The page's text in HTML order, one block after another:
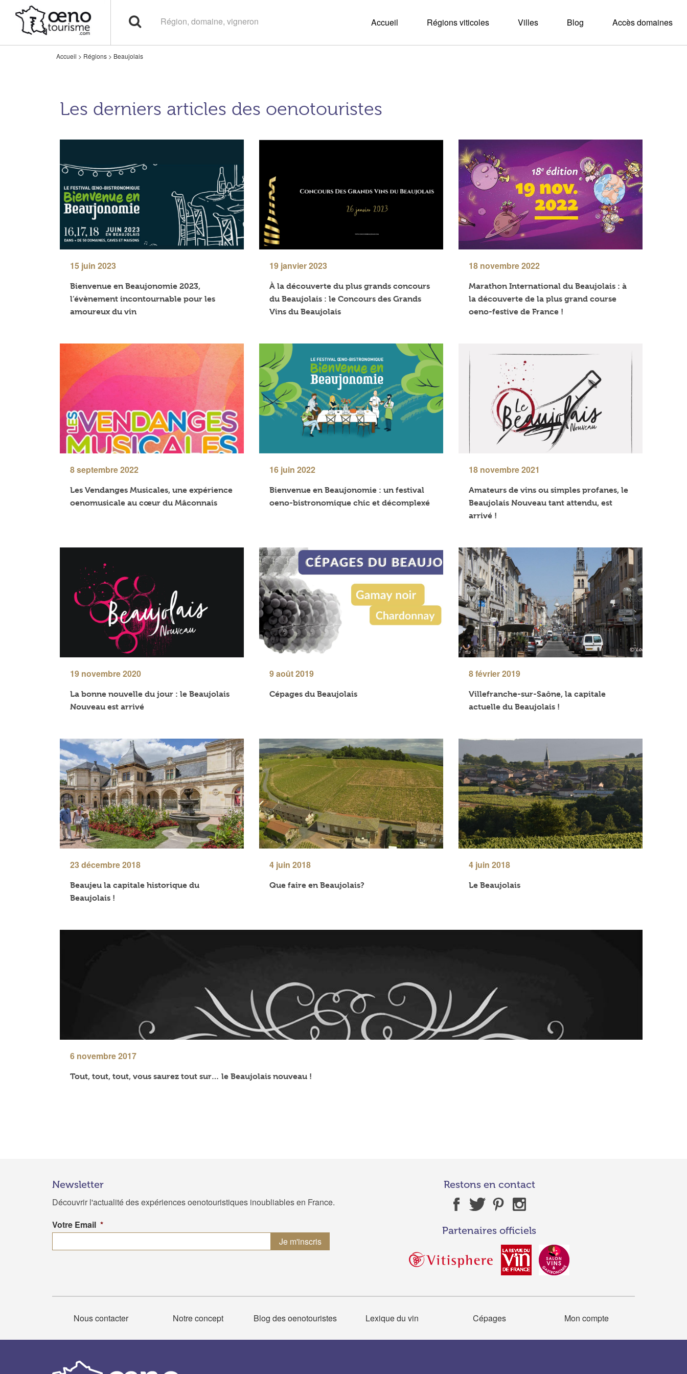
Accueil Régions viticoles Villes Blog Accès domaines
Accueil > Régions > Beaujolais
Les derniers articles des oenotouristes
15 juin 2023
Bienvenue en Beaujonomie 2023,
l’évènement incontournable pour les
amoureux du vin
19 janvier 2023
À la découverte du plus grands concours
du Beaujolais : le Concours des Grands
Vins du Beaujolais
18 novembre 2022
Marathon International du Beaujolais : à
la découverte de la plus grand course
oeno-festive de France !
8 septembre 2022
Les Vendanges Musicales, une expérience
oenomusicale au cœur du Mâconnais
16 juin 2022
Bienvenue en Beaujonomie : un festival
oeno-bistronomique chic et décomplexé
18 novembre 2021
Amateurs de vins ou simples profanes, le
Beaujolais Nouveau tant attendu, est
arrivé !
19 novembre 2020
La bonne nouvelle du jour : le Beaujolais
Nouveau est arrivé
9 août 2019
Cépages du Beaujolais
8 février 2019
Villefranche-sur-Saône, la capitale
actuelle du Beaujolais !
23 décembre 2018
Beaujeu la capitale historique du
Beaujolais !
4 juin 2018
Que faire en Beaujolais?
4 juin 2018
Le Beaujolais
6 novembre 2017
Tout, tout, tout, vous saurez tout sur… le Beaujolais nouveau !
Newsletter
Découvrir l'actualité des expériences oenotouristiques inoubliables en France.
Votre Email *
Restons en contact
Partenaires officiels
Nous contacter Notre concept Blog des oenotouristes Lexique du vin Cépages Mon compte